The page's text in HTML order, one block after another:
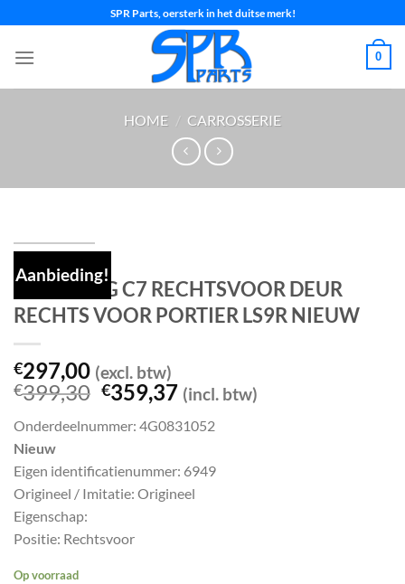
inhoud
SPR Parts, oersterk in het duitse merk!
0
HOME / CARROSSERIE
Aanbieding!
AUDI a6 4G C7 RECHTSVOOR DEUR
RECHTS VOOR PORTIER LS9R NIEUW
€297,00 (excl. btw)
€399,30 Oorspronkelijke
was:
€359,37Huidige
prijs
is:
(incl. btw)
Onderdeelnummer: 4G0831052
Nieuw
Eigen identificatienummer: 6949
Origineel / Imitatie: Origineel
Eigenschap:
Positie: Rechtsvoor
Op voorraad